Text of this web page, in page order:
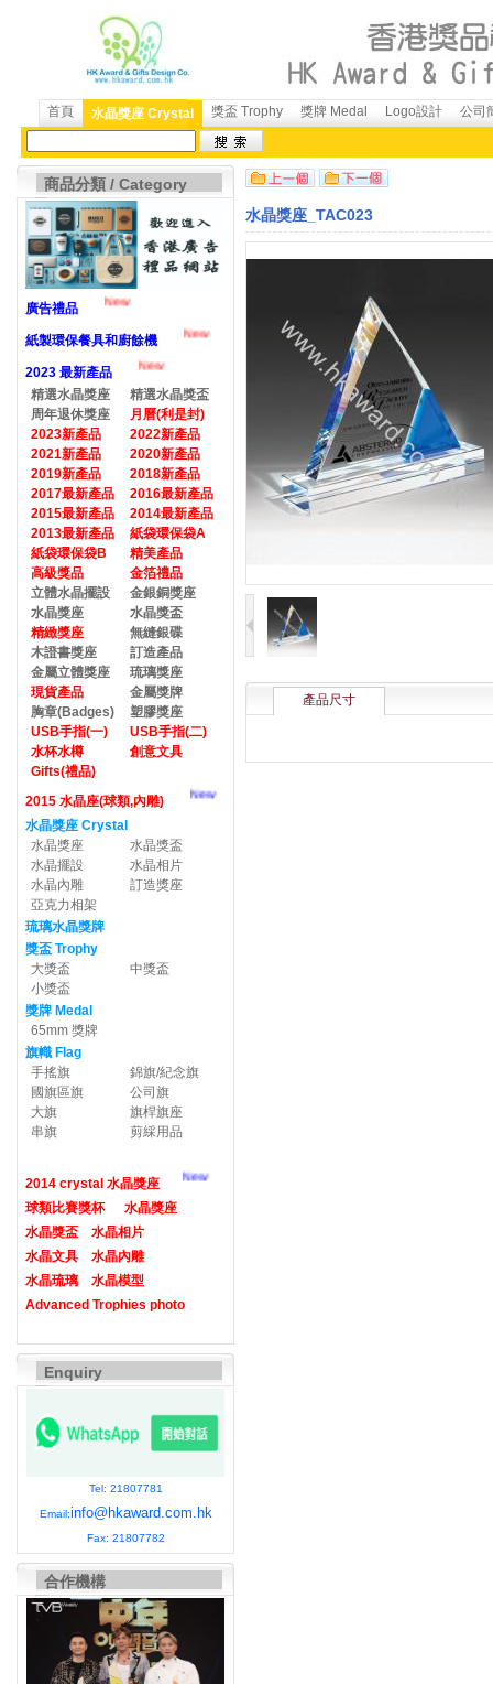
首頁 水晶獎座 Crystal 獎盃 Trophy 獎牌 Medal Logo設計 公司
商品分類 / Category
廣告禮品 New
紙製環保餐具和廚餘機 New
2023 最新產品
New
精選水晶獎座
精選水晶獎盃
周年退休獎座
月曆(利是封)
2023新產品
2022新產品
2021新產品
2020新產品
2019新產品
2018新產品
2017最新產品
2016最新產品
2015最新產品
2014最新產品
2013最新產品
紙袋環保袋A
紙袋環保袋B
精美產品
高級獎品
金箔禮品
立體水晶擺設
金銀銅獎座
水晶獎座
水晶獎盃
精緻獎座
無縫銀碟
木證書獎座
訂造產品
金屬立體獎座
琉璃獎座
現貨產品
金屬獎牌
胸章(Badges)
塑膠獎座
USB手指(一)
USB手指(二)
水杯水樽
創意文具
Gifts(禮品)
2015 水晶座(球類,內雕)
New
水晶獎座 Crystal
水晶獎座
水晶獎盃
水晶擺設
水晶相片
水晶內雕
訂造獎座
亞克力相架
琉璃水晶獎牌
獎盃 Trophy
大獎盃
中獎盃
小獎盃
獎牌 Medal
65mm 獎牌
旗幟 Flag
手搖旗
錦旗/紀念旗
國旗區旗
公司旗
大旗
旗桿旗座
串旗
剪綵用品
2014 crystal 水晶獎座 New
球類比賽獎杯
水晶獎座
水晶獎盃
水晶相片
水晶文具
水晶內雕
水晶琉璃
水晶模型
Advanced Trophies photo
Enquiry
Tel: 21807781
Email:info@hkaward.com.hk
Fax: 21807782
合作機構
水晶獎座_TAC023
產品尺寸